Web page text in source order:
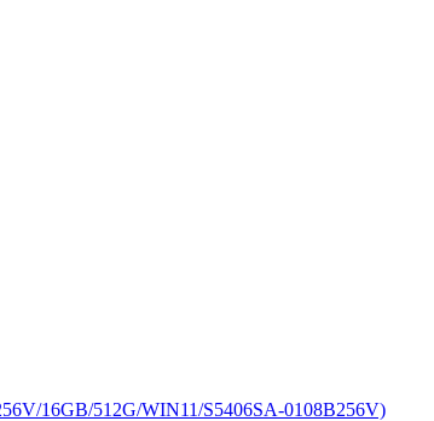
16GB/512G/WIN11/S5406SA-0108B256V)